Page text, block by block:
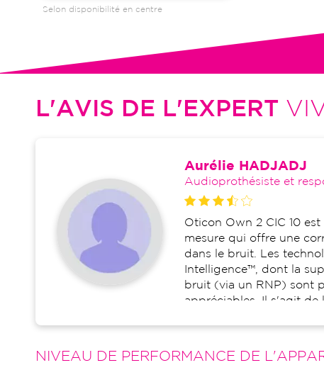
Selon disponibilité en centre
L'AVIS DE L'EXPERT
Aurélie HADJADJ
Audioprothésiste et
Oticon Own 2 CIC 10
mesure qui offre une
dans le bruit. Les
Intelligence™, dont la
bruit (via un RNP) sont
appréciables. Il s'agit de
émerger ce qui est
NIVEAU DE PERFORMANCE DE